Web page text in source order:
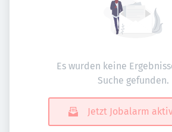
Es wurden keine
Suche gefunden.
Jetzt Jobalarm